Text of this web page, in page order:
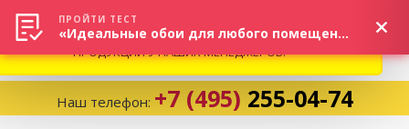
Наш телефон: +7 (495) 255-04-74
ВНИМАНИЕ! В СВЯЗИ С СИТУАЦИЕЙ НА РЫНКЕ, ПРОСИМ
УТОЧНЯТЬ АКТУАЛЬНУЮ СТОИМОСТЬ И НАЛИЧИЕ
ПРОДУКЦИИ У НАШИХ МЕНЕДЖЕРОВ.
ПРОЙТИ ТЕСТ
«Идеальные обои для любого помещения!»